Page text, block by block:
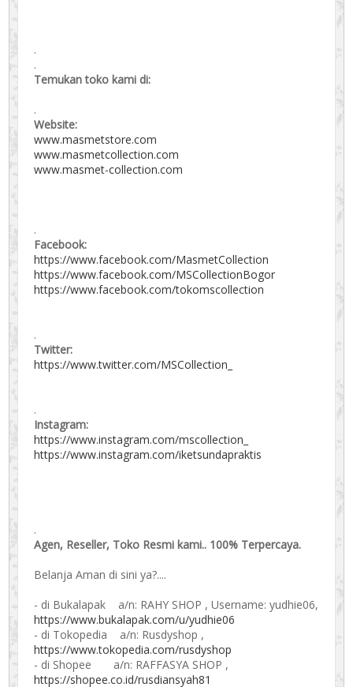
.
.
Temukan toko kami di:
.
Website:
www.masmetstore.com
www.masmetcollection.com
www.masmet-collection.com
.
Facebook:
https://www.facebook.com/MasmetCollection
https://www.facebook.com/MSCollectionBogor
https://www.facebook.com/tokomscollection
.
Twitter:
https://www.twitter.com/MSCollection_
.
Instagram:
https://www.instagram.com/mscollection_
https://www.instagram.com/iketsundapraktis
.
Agen, Reseller, Toko Resmi kami.. 100% Terpercaya.
Belanja Aman di sini ya?....
- di Bukalapak a/n: RAHY SHOP , Username: yudhie06,
https://www.bukalapak.com/u/yudhie06
- di Tokopedia a/n: Rusdyshop ,
https://www.tokopedia.com/rusdyshop
- di Shopee a/n: RAFFASYA SHOP ,
https://shopee.co.id/rusdiansyah81